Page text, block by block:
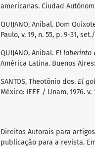
americanas. Ciudad
QUIJANO, Anibal. Dom
Paulo, v. 19, n. 55, p. 9-31,
QUIJANO, Anibal. El laberinto
América Latina. Buenos
SANTOS, Theotônio dos. El
México: IEEE / Unam, 1976. v.
Direitos Autorais para
publicação para a revista.